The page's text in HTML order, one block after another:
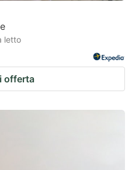
letto
offerta